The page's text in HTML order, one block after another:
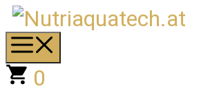
Zum
Inhalt
springen
0